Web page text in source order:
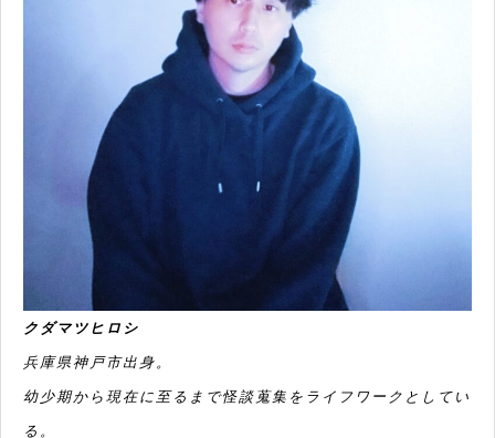
クダマツヒロシ
兵庫県神戸市出身。
幼少期から現在に至るまで怪談蒐集をライフワークとしてい
る。